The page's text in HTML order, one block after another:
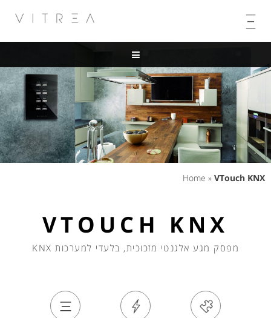
Home » VTouch KNX
VTOUCH KNX
מפסק מגע אלגנטי מזכוכית, בלעדי למערכות KNX